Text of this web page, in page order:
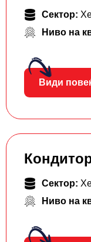
Сектор:
Ниво на
Види
Сектор:
Ниво на